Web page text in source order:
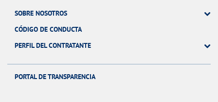
SOBRE NOSOTROS
CÓDIGO DE CONDUCTA
PERFIL DEL CONTRATANTE
PORTAL DE TRANSPARENCIA